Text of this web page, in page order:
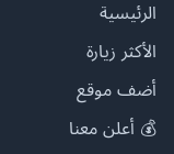
الرئيسية
الأكثر زيارة
أضف موقع
💰 أعلن معنا